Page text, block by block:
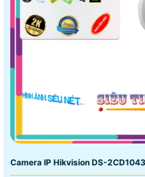
Camera IP Hikvision DS-